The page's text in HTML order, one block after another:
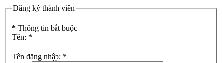
Đăng ký thành viên
* Thông tin bắt buộc
Tên: *
Tên đăng nhập: *